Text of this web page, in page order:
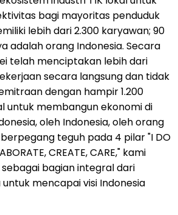
bagi mayoritas penduduk
lebih dari 2.300 karyawan; 90
adalah orang Indonesia. Secara
telah menciptakan lebih dari
secara langsung dan tidak
dengan hampir 1.200
untuk membangun ekonomi di
oleh Indonesia, oleh orang
teguh pada 4 pilar "I DO
CREATE, CARE," kami
bagian integral dari
mencapai visi Indonesia